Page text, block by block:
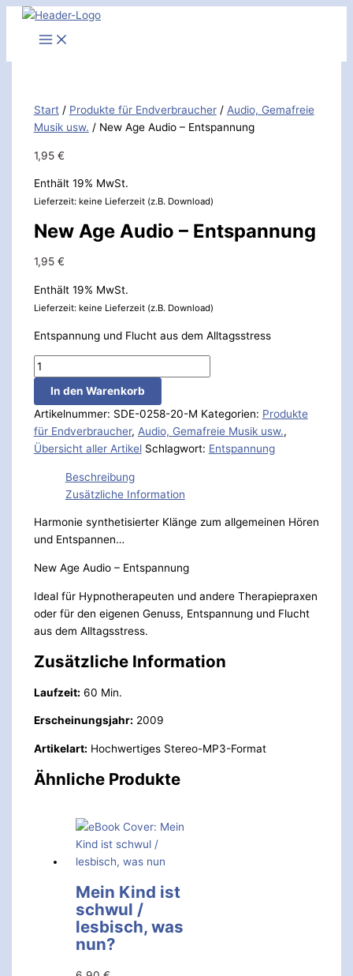
Zum
springen
Start/ Produkte für Endverbraucher/ Audio, Gemafreie
Musik usw. / New Age Audio – Entspannung
1,95 €
Enthält 19% MwSt.
Lieferzeit: keine Lieferzeit (z.B. Download)
New Age Audio – Entspannung
1,95 €
Enthält 19% MwSt.
Lieferzeit: keine Lieferzeit (z.B. Download)
Entspannung und Flucht aus dem Alltagsstress
New
Audio
Menge
In den Warenkorb
Artikelnummer: SDE-0258-20-M Kategorien: Produkte
für Endverbraucher, Audio, Gemafreie Musik usw.,
Übersicht aller Artikel Schlagwort: Entspannung
Beschreibung
Zusätzliche Information
Harmonie synthetisierter Klänge zum allgemeinen Hören
und Entspannen…
New Age Audio – Entspannung
Ideal für Hypnotherapeuten und andere Therapiepraxen
oder für den eigenen Genuss, Entspannung und Flucht
aus dem Alltagsstress.
Zusätzliche Information
Laufzeit: 60 Min.
Erscheinungsjahr: 2009
Artikelart: Hochwertiges Stereo-MP3-Format
Ähnliche Produkte
Mein Kind ist
schwul /
lesbisch, was
nun?
S